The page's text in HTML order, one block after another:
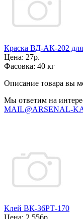
Краска ВД-АК-202 для
Цена: 27р.
Фасовка: 40 кг
Описание товара вы
Мы ответим на
MAIL@ARSENAL-
Клей ВК-36РТ-170
Цена: 2 556р.